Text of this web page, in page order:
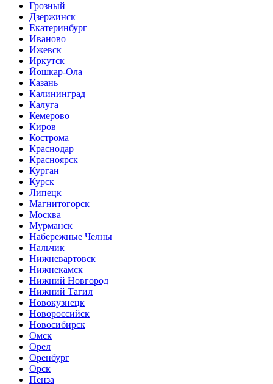
Грозный
Дзержинск
Екатеринбург
Иваново
Ижевск
Иркутск
Йошкар-Ола
Казань
Калининград
Калуга
Кемерово
Киров
Кострома
Краснодар
Красноярск
Курган
Курск
Липецк
Магнитогорск
Москва
Мурманск
Набережные Челны
Нальчик
Нижневартовск
Нижнекамск
Нижний Новгород
Нижний Тагил
Новокузнецк
Новороссийск
Новосибирск
Омск
Орел
Оренбург
Орск
Пенза